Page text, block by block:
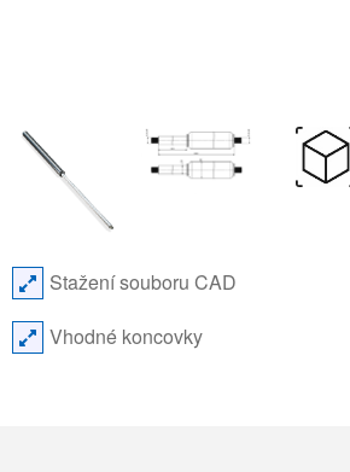
Stažení souboru CAD
Vhodné koncovky